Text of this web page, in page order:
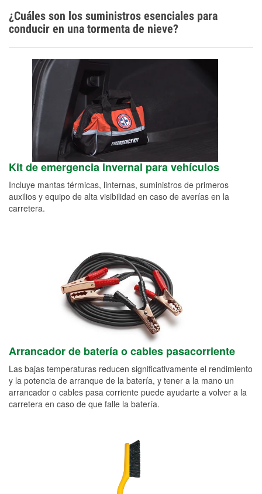
¿Cuáles son los suministros esenciales para
conducir en una tormenta de nieve?
Kit de emergencia invernal para vehículos
Incluye mantas térmicas, linternas, suministros de primeros
auxilios y equipo de alta visibilidad en caso de averías en la
carretera.
Arrancador de batería o cables pasacorriente
Las bajas temperaturas reducen significativamente el rendimiento
y la potencia de arranque de la batería, y tener a la mano un
arrancador o cables pasa corriente puede ayudarte a volver a la
carretera en caso de que falle la batería.